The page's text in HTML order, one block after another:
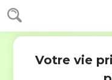
Romains 2
Toi donc qui
toi-même ! Toi qui
Toi qui dis de ne pas
temples !Votre vie